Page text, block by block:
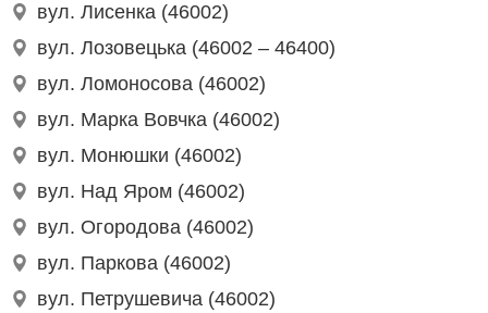
вул. Лисенка (46002)
вул. Лозовецька (46002 – 46400)
вул. Ломоносова (46002)
вул. Марка Вовчка (46002)
вул. Монюшки (46002)
вул. Над Яром (46002)
вул. Огородова (46002)
вул. Паркова (46002)
вул. Петрушевича (46002)